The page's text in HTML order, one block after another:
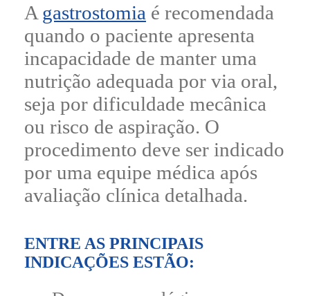
A gastrostomia é recomendada
quando o paciente apresenta
incapacidade de manter uma
nutrição adequada por via oral,
seja por dificuldade mecânica
ou risco de aspiração. O
procedimento deve ser indicado
por uma equipe médica após
avaliação clínica detalhada.
ENTRE AS PRINCIPAIS
INDICAÇÕES ESTÃO: